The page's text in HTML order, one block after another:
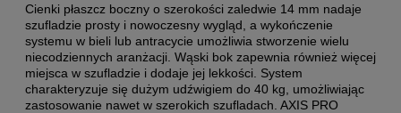
Cienki płaszcz boczny o szerokości zaledwie 14 mm nadaje
szufladzie prosty i nowoczesny wygląd, a wykończenie
systemu w bieli lub antracycie umożliwia stworzenie wielu
niecodziennych aranżacji. Wąski bok zapewnia również więcej
miejsca w szufladzie i dodaje jej lekkości. System
charakteryzuje się dużym udźwigiem do 40 kg, umożliwiając
zastosowanie nawet w szerokich szufladach. AXIS PRO